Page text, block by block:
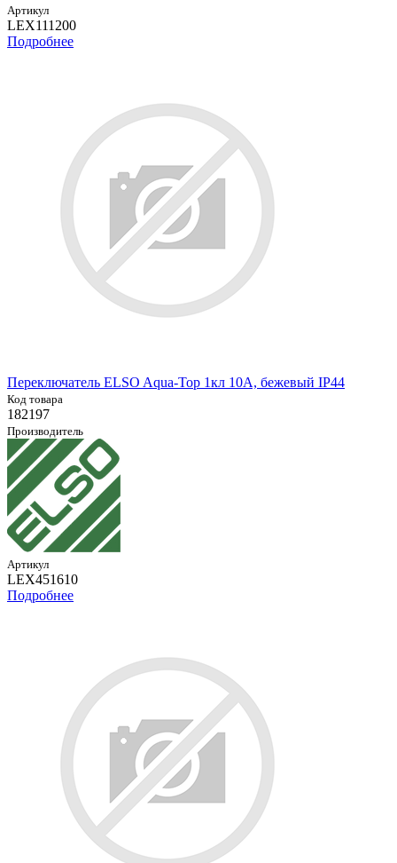
Артикул
LEX111200
Подробнее
Переключатель ELSO Aqua-Top 1кл 10А, бежевый IP44
Код товара
182197
Производитель
Артикул
LEX451610
Подробнее